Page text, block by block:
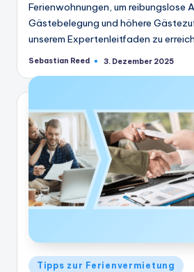
Ferienwohnungen, um reibungslose
Gästebelegung und höhere
unserem Expertenleitfaden zu
Geschrieben
Sebastian Reed 3. Dezember 2025
Veröffentlicht
Tipps zur Ferienvermietung